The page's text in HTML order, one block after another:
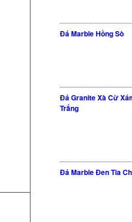
Đá Marble Hồng Sò
Đá Granite Xà Cừ
Trắng
Đá Marble Đen Tia